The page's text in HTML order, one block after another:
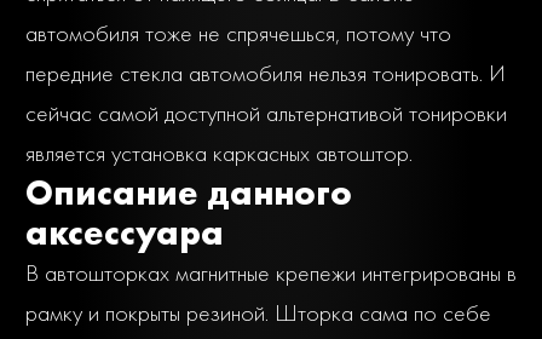
автомобиля тоже не спрячешься, потому что
передние стекла автомобиля нельзя тонировать. И
сейчас самой доступной альтернативой тонировки
является установка каркасных автоштор.
Описание данного
аксессуара
В автошторках магнитные крепежи интегрированы в
рамку и покрыты резиной. Шторка сама по себе